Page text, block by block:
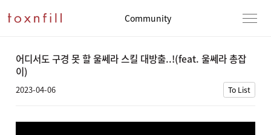
Community
어디서도 구경 못 할 울쎄라 스킬 대방출..!(feat. 울쎄라 총잡
이)
2023-04-06 To List